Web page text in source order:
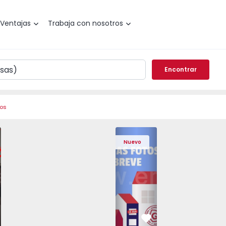
Ventajas Trabaja con nosotros
Encontrar
Pedrouços - 1575536 - 7
T3 Maia, Pedrouços - 1575536 - 9
Apartamento T3 Maia, Pedrouços - 1575536 - 8
Apartamento T3 Maia, Pedrouços - 1575536 - 12
Apartamento T3 Maia, Pedrouços -
Apartamento T3 Maia,
Apartamento
Nuevo
Apartamento T3 Porto,
Favorito